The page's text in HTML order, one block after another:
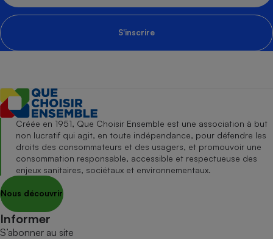
S'inscrire
Créée en 1951, Que Choisir Ensemble est une association à but
non lucratif qui agit, en toute indépendance, pour défendre les
droits des consommateurs et des usagers, et promouvoir une
consommation responsable, accessible et respectueuse des
enjeux sanitaires, sociétaux et environnementaux.
Nous découvrir
Informer
S’abonner au site